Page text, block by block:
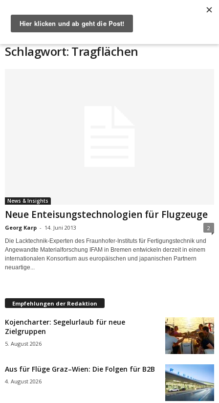
Schlagwort: Tragflächen
News & Insights
Neue Enteisungstechnologien für Flugzeuge
Georg Karp - 14. Juni 2013 2
Die Lacktechnik-Experten des Fraunhofer-Instituts für Fertigungstechnik und
Angewandte Materialforschung IFAM in Bremen entwickeln derzeit in einem
internationalen Konsortium aus europäischen und japanischen Partnern
neuartige...
Empfehlungen der Redaktion
Kojencharter: Segelurlaub für neue
Zielgruppen
5. August 2026
Aus für Flüge Graz–Wien: Die Folgen für B2B
4. August 2026